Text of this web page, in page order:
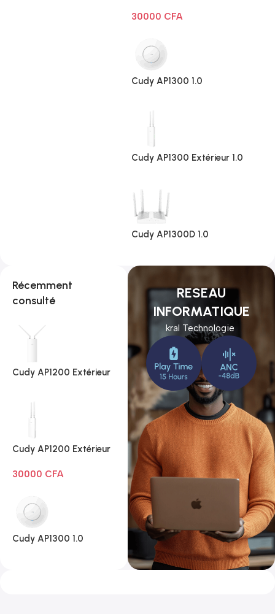
Récemment
consulté
Cudy AP1200 Extérieur
Cudy AP1200 Extérieur
30000 CFA
Cudy AP1300 1.0
RESEAU
INFORMATIQUE
kral Technologie
30000 CFA
Cudy AP1300 1.0
Cudy AP1300 Extérieur 1.0
Cudy AP1300D 1.0